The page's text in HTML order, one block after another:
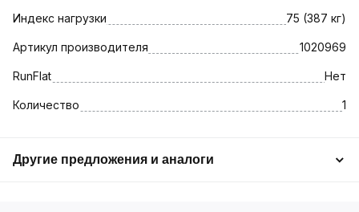
Индекс нагрузки 75 (387 кг)
Артикул производителя 1020969
RunFlat Нет
Количество 1
Другие предложения и аналоги